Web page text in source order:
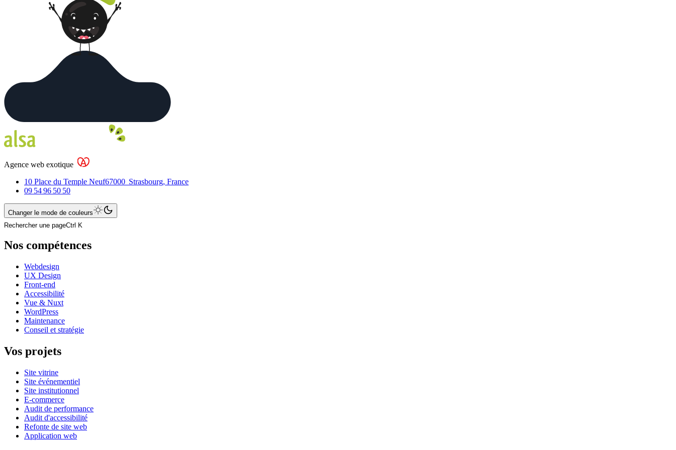
Agence web exotique
10 Place du Temple Neuf67000 Strasbourg, France
09 54 96 50 50
Changer le mode de couleurs
Rechercher une pageCtrl K
Nos compétences
Webdesign
UX Design
Front-end
Accessibilité
Vue & Nuxt
WordPress
Maintenance
Conseil et stratégie
Vos projets
Site vitrine
Site événementiel
Site institutionnel
E-commerce
Audit de performance
Audit d'accessibilité
Refonte de site web
Application web